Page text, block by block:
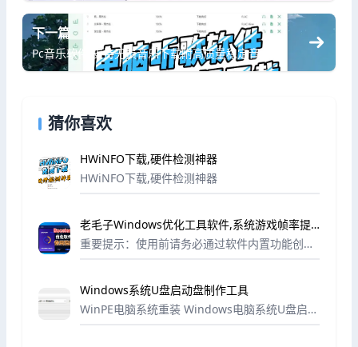
下一篇
Pc音乐软件,支持无损音乐下载附高质量稳定音源
猜你喜欢
HWiNFO下载,硬件检测神器
HWiNFO下载,硬件检测神器
老毛子Windows优化工具软件,系统游戏帧率提
升显著
重要提示：使用前请务必通过软件内置功能创建
Windows系统U盘启动盘制作工具
WinPE电脑系统重装 Windows电脑系统U盘启动